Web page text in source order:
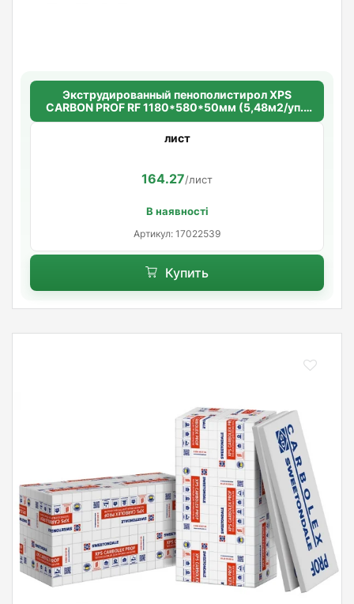
Экструдированный пенополистирол XPS
CARBON PROF RF 1180*580*50мм (5,48м2/уп.)
(8шт/уп.)
лист
164.27/лист
В наявності
Артикул: 17022539
Купить